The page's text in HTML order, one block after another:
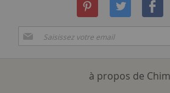
Inscription
à
à propos de